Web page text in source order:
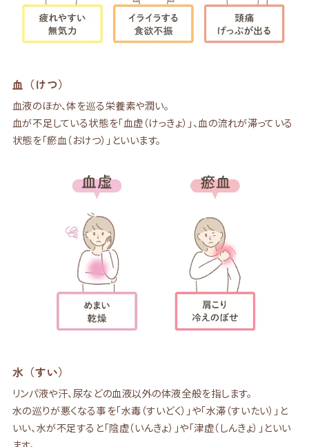
血（けつ）
血液のほか、体を巡る栄養素や潤い。
血が不足している状態を「血虚（けっきょ）」、血の流れが滞っている
状態を「瘀血（おけつ）」といいます。
水（すい）
リンパ液や汗、尿などの血液以外の体液全般を指します。
水の巡りが悪くなる事を「水毒（すいどく）」や「水滞（すいたい）」と
いい、水が不足すると「陰虚（いんきょ）」や「津虚（しんきょ）」といい